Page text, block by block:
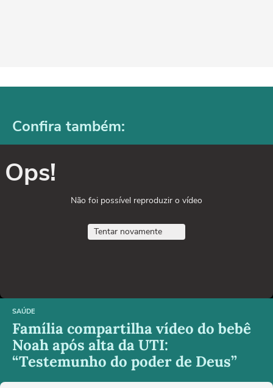
Confira também:
Ops!
Não foi possível reproduzir o vídeo
Tentar novamente
SAÚDE
Família compartilha vídeo do bebê
Noah após alta da UTI:
“Testemunho do poder de Deus”